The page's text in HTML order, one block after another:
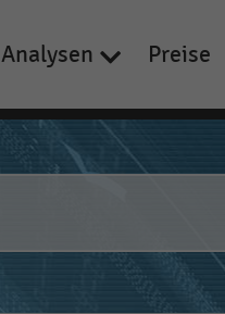
Analysen Preise